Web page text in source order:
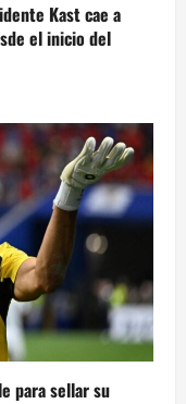
Kast cae a
el inicio del
para sellar su